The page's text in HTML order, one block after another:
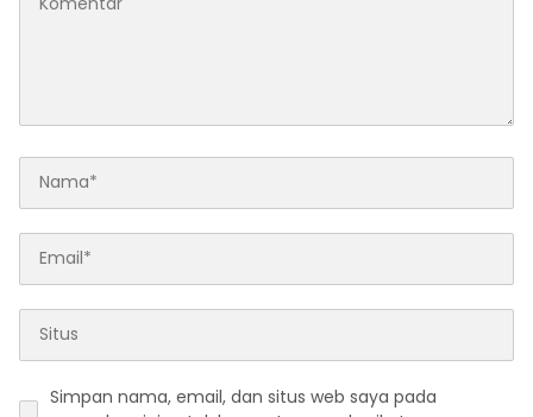
Simpan nama, email, dan situs web saya pada